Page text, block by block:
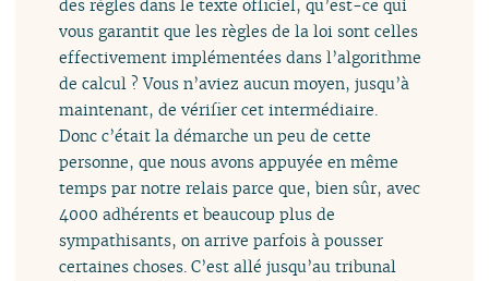
des règles dans le texte officiel, qu’est-ce qui
vous garantit que les règles de la loi sont celles
effectivement implémentées dans l’algorithme
de calcul ? Vous n’aviez aucun moyen, jusqu’à
maintenant, de vérifier cet intermédiaire.
Donc c’était la démarche un peu de cette
personne, que nous avons appuyée en même
temps par notre relais parce que, bien sûr, avec
4000 adhérents et beaucoup plus de
sympathisants, on arrive parfois à pousser
certaines choses. C’est allé jusqu’au tribunal